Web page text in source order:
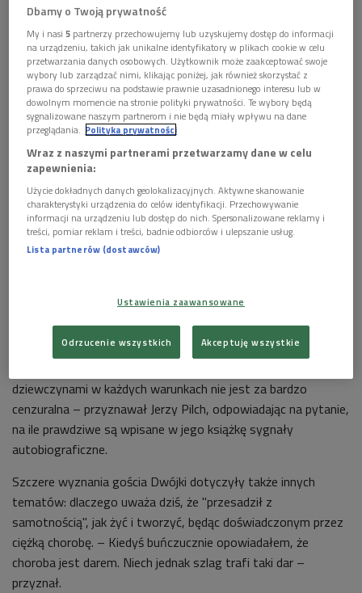
"Pisanie jest dla mnie najważniejsze. Nie było lepszych dni niż te, kiedy byłem
Punktem wyjścia rozmowy z Jerzym Pilchem była jego
najnowsza książka "Zuza albo czas oddalenia" – historia
związku między starzejącym się pisarzem i młodziutką
dziewczynami w każdych warunkach nie jest za bardzo
cenzuralna – przyznawał Jerzy Pilch, odpowiadając na pytanie,
na ile prawdziwe są wpisane w jego książkę sygnały
autobiograficzne.
Szczere wyznania gościa Dwójki dotyczyły także innych
tematów: dlaczego uważa dziś, że "przesadził z
samotnością", jak żyć i tworzyć, będąc doświadczonym przez
ciężką chorobę. – Kiedyś buńczucznie opowiadałem, że
choroba jest darem. Niech jednak szlag trafi taki dar –
przyznał.
Dbamy o Twoją prywatność
My i nasi5 partnerzy przechowujemy lub uzyskujemy dostęp do informacji
na urządzeniu, takich jak unikalne identyfikatory w plikach cookie w celu
przetwarzania danych osobowych. Użytkownik może zaakceptować swoje
wybory lub zarządzać nimi, klikając poniżej, jak również skorzystać z
prawa do sprzeciwu na podstawie prawnie uzasadnionego interesu lub w
dowolnym momencie na stronie polityki prywatności. Te wybory będą
sygnalizowane naszym partnerom i nie będą miały wpływu na dane
przeglądania. Polityka prywatności
Wraz z naszymi partnerami przetwarzamy dane w celu
zapewnienia:
Użycie dokładnych danych geolokalizacyjnych. Aktywne skanowanie
charakterystyki urządzenia do celów identyfikacji. Przechowywanie
informacji na urządzeniu lub dostęp do nich. Spersonalizowane reklamy i
treści, pomiar reklam i treści, badnie odbiorców i ulepszanie usług.
Lista partnerów (dostawców)
Ustawienia zaawansowane
Odrzucenie wszystkich Akceptuję wszystkie